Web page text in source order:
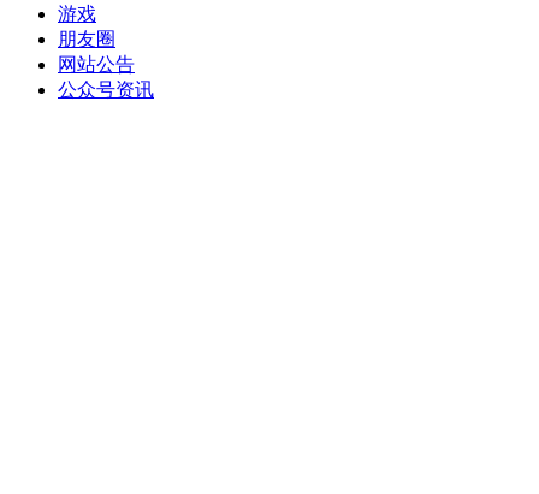
游戏
朋友圈
网站公告
公众号资讯